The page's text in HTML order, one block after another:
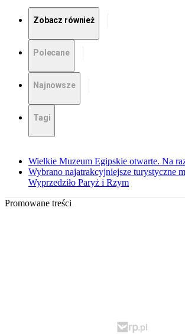
Zobacz również
Polecane
Najnowsze
Tagi
Wielkie Muzeum Egipskie otwarte. Na
Wybrano najatrakcyjniejsze turystyczne
Wyprzedziło Paryż i Rzym
Promowane treści